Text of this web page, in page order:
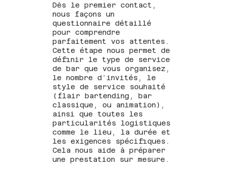
Dès le premier contact,
nous façons un
questionnaire détaillé
pour comprendre
parfaitement vos attentes.
Cette étape nous permet de
définir le type de service
de bar que vous organisez,
le nombre d’invités, le
style de service souhaité
(flair bartending, bar
classique, ou animation),
ainsi que toutes les
particularités logistiques
comme le lieu, la durée et
les exigences spécifiques.
Cela nous aide à préparer
une prestation sur mesure.